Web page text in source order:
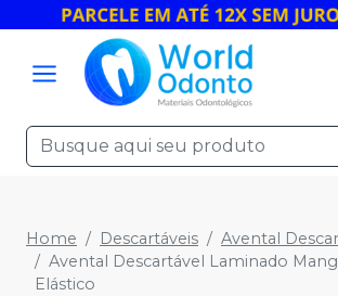
Home Descartáveis
Avental
Avental Descartável Laminado
Elástico